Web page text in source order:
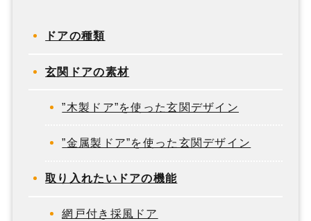
ドアの種類
玄関ドアの素材
”木製ドア”を使った玄関デザイン
”金属製ドア”を使った玄関デザイン
取り入れたいドアの機能
網戸付き採風ドア